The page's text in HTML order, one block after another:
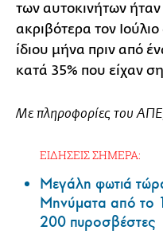
των αυτοκινήτων ήταν
ακριβότερα τον
ίδιου μήνα πριν από
κατά 35% που είχαν
Με πληροφορίες του
ΕΙΔΗΣΕΙΣ ΣΗΜΕΡΑ:
Μεγάλη φωτιά
Μηνύματα από το
200 πυροσβέστες